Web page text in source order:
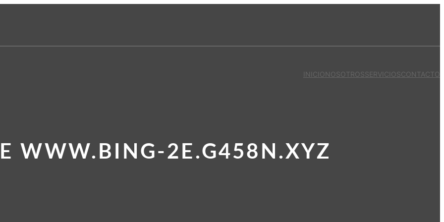
INICIONOSOTROSSERVICIOSCONTACTO
WWW.BING-2E.G458N.XYZ